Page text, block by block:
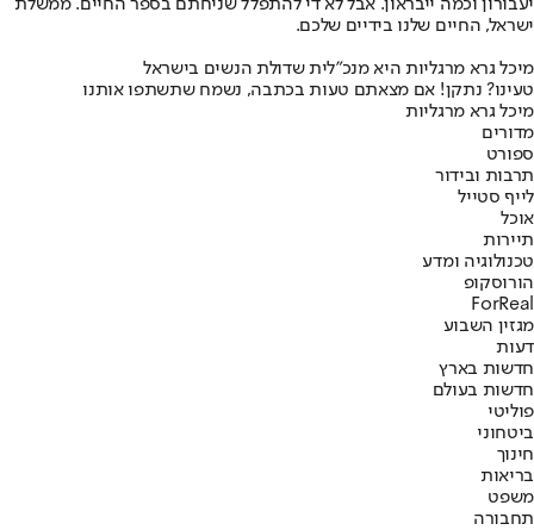
יעבורון וכמה ייבראון. אבל לא די להתפלל שניחתם בספר החיים. ממשלת
ישראל, החיים שלנו בידיים שלכם.
מיכל גרא מרגליות היא מנכ"לית שדולת הנשים בישראל
טעינו? נתקן! אם מצאתם טעות בכתבה, נשמח שתשתפו אותנו
מיכל גרא מרגליות
מדורים
ספורט
תרבות ובידור
לייף סטייל
אוכל
תיירות
טכנולוגיה ומדע
הורוסקופ
ForReal
מגזין השבוע
דעות
חדשות בארץ
חדשות בעולם
פוליטי
ביטחוני
חינוך
בריאות
משפט
תחבורה